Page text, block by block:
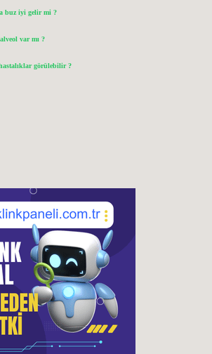
buz iyi gelir mi ?
var mı ?
görülebilir ?